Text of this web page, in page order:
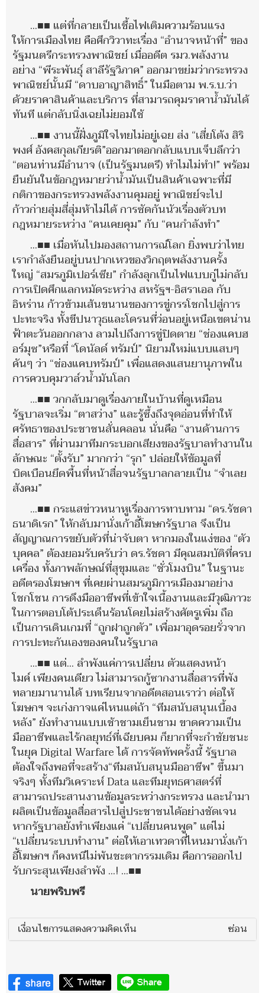
...■■ แต่ที่กลายเป็นเชื้อไฟเติมความร้อนแรง
ให้การเมืองไทย คือศึกวิวาทะเรื่อง “อำนาจหน้าที่” ของ
รัฐมนตรีกระทรวงพาณิชย์ เมื่ออดีต รมว.พลังงาน
อย่าง “พีระพันธุ์ สาลีรัฐวิภาค” ออกมาขย่มว่ากระทรวง
พาณิชย์นั้นมี “ดาบอาญาสิทธิ์” ในมือตาม พ.ร.บ.ว่า
ด้วยราคาสินค้าและบริการ ที่สามารถคุมราคาน้ำมันได้
ทันที แต่กลับนิ่งเฉยไม่ยอมใช้
...■■ งานนี้ฝั่งภูมิใจไทยไม่อยู่เฉย ส่ง “เสี่ยโต้ง สิริ
พงศ์ อังคสกุลเกียรติ”ออกมาตอกกลับแบบเจ็บลึกว่า
“ตอนท่านมีอำนาจ (เป็นรัฐมนตรี) ทำไมไม่ทำ!” พร้อม
ยืนยันในข้อกฎหมายว่าน้ำมันเป็นสินค้าเฉพาะที่มี
กติกาของกระทรวงพลังงานคุมอยู่ พาณิชย์จะไป
ก้าวก่ายสุ่มสี่สุ่มห้าไม่ได้ การซัดกันนัวเรื่องตัวบท
กฎหมายระหว่าง “คนเคยคุม” กับ “คนกำลังทำ”
...■■ เมื่อหันไปมองสถานการณ์โลก ยิ่งพบว่าไทย
เรากำลังยืนอยู่บนปากเหวของวิกฤตพลังงานครั้ง
ใหญ่ “สมรภูมิเปอร์เซีย” กำลังลุกเป็นไฟแบบกู่ไม่กลับ
การเปิดศึกแลกหมัดระหว่าง สหรัฐฯ-อิสราเอล กับ
อิหร่าน ก้าวข้ามเส้นขนานของการขู่กรรโชกไปสู่การ
ปะทะจริง ทั้งขีปนาวุธและโดรนที่ว่อนอยู่เหนือเขตน่าน
ฟ้าตะวันออกกลาง ลามไปถึงการขู่ปิดตาย “ช่องแคบฮ
อร์มุซ”หรือที่ “โดนัลด์ ทรัมป์” นิยามใหม่แบบแสบๆ
คันๆ ว่า “ช่องแคบทรัมป์” เพื่อแสดงแสนยานุภาพใน
การควบคุมวาล์วน้ำมันโลก
...■■ วกกลับมาดูเรื่องภายในบ้านที่ดูเหมือน
รัฐบาลจะเริ่ม “ตาสว่าง” และรู้ซึ้งถึงจุดอ่อนที่ทำให้
ศรัทธาของประชาชนสั่นคลอน นั่นคือ “งานด้านการ
สื่อสาร” ที่ผ่านมาทีมกระบอกเสียงของรัฐบาลทำงานใน
ลักษณะ “ตั้งรับ” มากกว่า “รุก” ปล่อยให้ข้อมูลที่
บิดเบือนยึดพื้นที่หน้าสื่อจนรัฐบาลกลายเป็น “จำเลย
สังคม”
...■■ กระแสข่าวหนาหูเรื่องการทาบทาม “ดร.รัชดา
ธนาดิเรก” ให้กลับมานั่งเก้าอี้โฆษกรัฐบาล จึงเป็น
สัญญาณการขยับตัวที่น่าจับตา หากมองในแง่ของ “ตัว
บุคคล” ต้องยอมรับครับว่า ดร.รัชดา มีคุณสมบัติที่ครบ
เครื่อง ทั้งภาพลักษณ์ที่สุขุมและ “ชั่วโมงบิน” ในฐานะ
อดีตรองโฆษกฯ ที่เคยผ่านสมรภูมิการเมืองมาอย่าง
โชกโชน การดึงมืออาชีพที่เข้าใจเนื้องานและมีวุฒิภาวะ
ในการตอบโต้ประเด็นร้อนโดยไม่สร้างศัตรูเพิ่ม ถือ
เป็นการเดินเกมที่ “ถูกฝาถูกตัว” เพื่อมาอุดรอยรั่วจาก
การปะทะกันเองของคนในรัฐบาล
...■■ แต่... ลำพังแค่การเปลี่ยน ตัวแสดงหน้า
ไมค์ เพียงคนเดียว ไม่สามารถกู้ซากงานสื่อสารที่พัง
ทลายมานานได้ บทเรียนจากอดีตสอนเราว่า ต่อให้
โฆษกฯ จะเก่งกาจแค่ไหนแต่ถ้า “ทีมสนับสนุนเบื้อง
หลัง” ยังทำงานแบบเช้าชามเย็นชาม ขาดความเป็น
มืออาชีพและไร้กลยุทธ์ที่เฉียบคม ก็ยากที่จะกำชัยชนะ
ในยุค Digital Warfare ได้ การจัดทัพครั้งนี้ รัฐบาล
ต้องใจถึงพอที่จะสร้าง“ทีมสนับสนุนมืออาชีพ” ขึ้นมา
จริงๆ ทั้งทีมวิเคราะห์ Data และทีมยุทธศาสตร์ที่
สามารถประสานงานข้อมูลระหว่างกระทรวง และนำมา
ผลิตเป็นข้อมูลสื่อสารไปสู่ประชาชนได้อย่างชัดเจน
หากรัฐบาลยังทำเพียงแค่ “เปลี่ยนคนพูด” แต่ไม่
“เปลี่ยนระบบทำงาน” ต่อให้เอาเทวดาที่ไหนมานั่งเก้า
อี้โฆษกฯ ก็คงหนีไม่พ้นชะตากรรมเดิม คือการออกไป
รับกระสุนเพียงลำพัง ...! ...■■
นายพริบพรี
เงื่อนไขการแสดงความคิดเห็น ซ่อน